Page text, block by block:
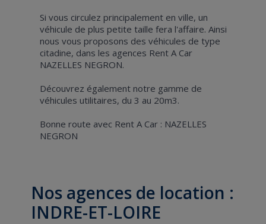
Si vous circulez principalement en ville, un
véhicule de plus petite taille fera l'affaire. Ainsi
nous vous proposons des véhicules de type
citadine, dans les agences Rent A Car
NAZELLES NEGRON.
Découvrez également notre gamme de
véhicules utilitaires, du 3 au 20m3.
Bonne route avec Rent A Car : NAZELLES
NEGRON
Nos agences de location :
INDRE-ET-LOIRE